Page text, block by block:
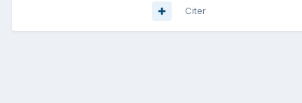
Citer